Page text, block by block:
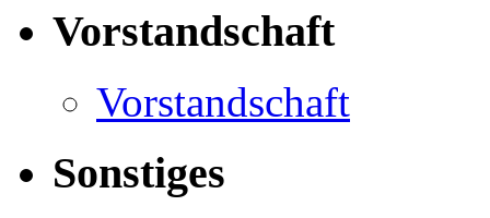
Vorstandschaft
Vorstandschaft
Sonstiges